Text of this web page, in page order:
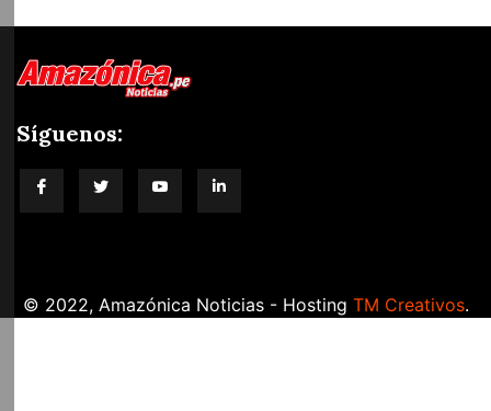
Síguenos:
© 2022, Amazónica Noticias - Hosting TM Creativos.